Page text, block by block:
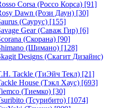
Corsa (Россо Корса) [91]
Dawn (Рози Даун) [30]
(Саурус) [155]
Gear (Саваж Гир) [6]
(Скорана) [90]
(Шимано) [128]
Designs (Скагит Дизайнс)
Tackle (ТиЭйч Текл) [21]
House (Тэкл Хаус) [693]
(Тиемко) [30]
(Тсурибито) [1074]